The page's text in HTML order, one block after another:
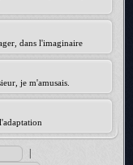
dans l'imaginaire
je m'amusais.
|